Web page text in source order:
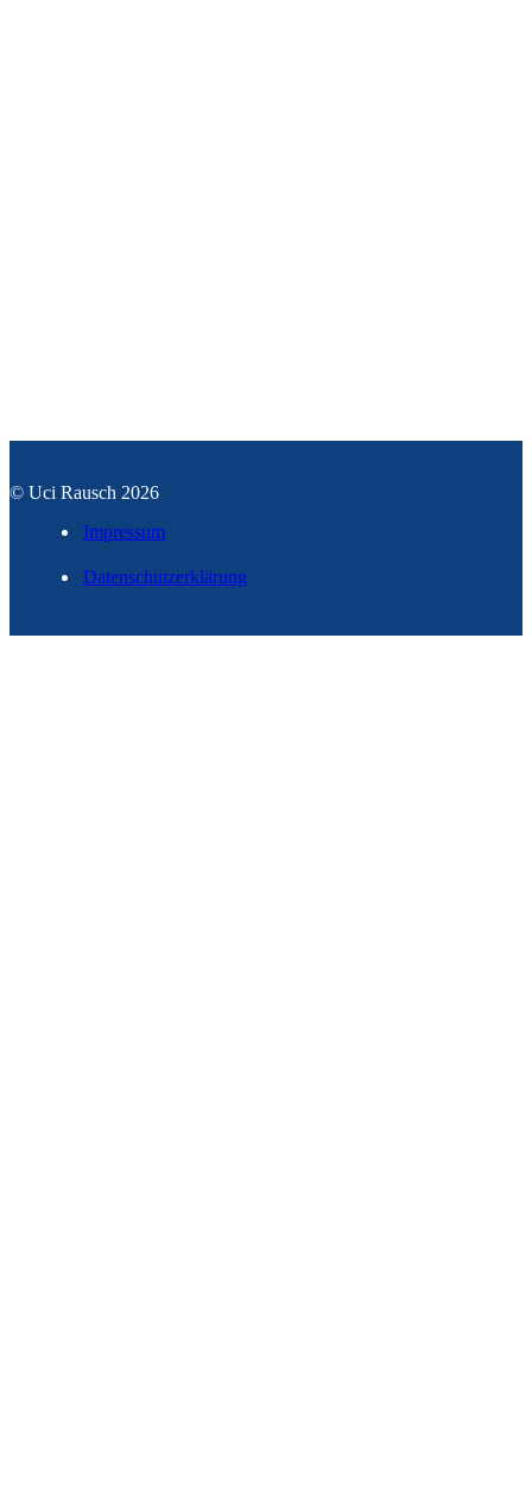
© Uci Rausch 2026
Impressum
Datenschutzerklärung